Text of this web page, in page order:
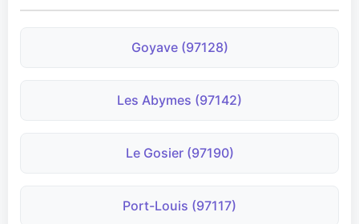
Goyave (97128)
Les Abymes (97142)
Le Gosier (97190)
Port-Louis (97117)